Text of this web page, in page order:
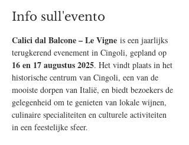
Info sull'evento
Calici dal Balcone – Le Vigne is een jaarlijks
terugkerend evenement in Cingoli, gepland op
16 en 17 augustus 2025. Het vindt plaats in het
historische centrum van Cingoli, een van de
mooiste dorpen van Italië, en biedt bezoekers de
gelegenheid om te genieten van lokale wijnen,
culinaire specialiteiten en culturele activiteiten
in een feestelijke sfeer.